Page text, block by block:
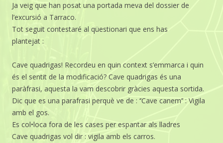
Ja veig que han posat una portada meva del dossier de
l’excursió a Tarraco.
Tot seguit contestaré al qüestionari que ens has
plantejat :
Cave quadrigas! Recordeu en quin context s’emmarca i quin
és el sentit de la modificació? Cave quadrigas és una
paràfrasi, aquesta la vam descobrir gràcies aquesta sortida.
Dic que es una parafrasi perquè ve de : ‘’Cave canem’’ : Vigila
amb el gos.
Es col•loca fora de les cases per espantar als lladres
Cave quadrigas vol dir : vigila amb els carros.